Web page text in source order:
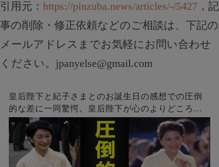
引用元： https://pinzuba.news/articles/-/5427 ，記
事の削除・修正依頼などのご相談は、下記の
メールアドレスまでお気軽にお問い合わせ
ください。 jpanyelse@gmail.com
皇后陛下と紀子さまとのお誕生日の感想での圧倒
的な差に一同驚愕。皇后陛下が心のよりどころに
しているという座右の銘に一同感激